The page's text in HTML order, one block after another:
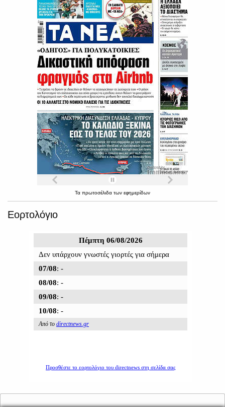
Τα πρωτοσέλιδα των εφημερίδων
Εορτολόγιο